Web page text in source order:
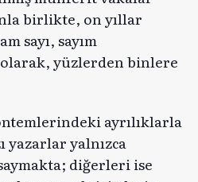
birlikte, on yıllar
sayı, sayım
yüzlerden binlere
ayrılıklarla
yazarlar yalnızca
diğerleri ise